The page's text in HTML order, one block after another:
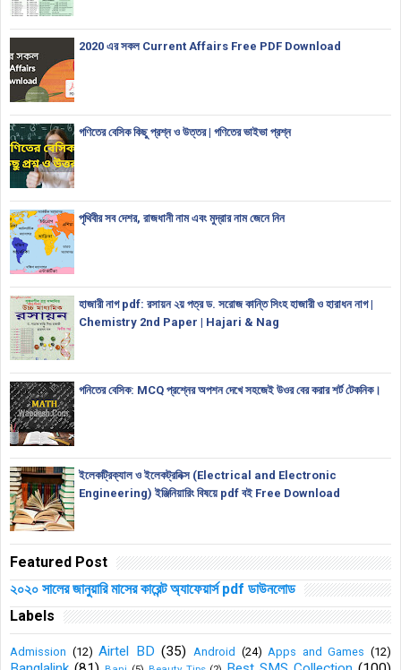
2020 এর সকল Current Affairs Free PDF Download
গণিতের বেসিক কিছু প্রশ্ন ও উত্তর | গণিতের ভাইভা প্রশ্ন
পৃথিবীর সব দেশর, রাজধানী নাম এবং মুদ্রার নাম জেনে নিন
হাজারী নাগ pdf: রসায়ন ২য় পত্র ড. সরোজ কান্তি সিংহ হাজারী ও হারাধন নাগ |
Chemistry 2nd Paper | Hajari & Nag
গনিতের বেসিক: MCQ প্রশ্নের অপশন দেখে সহজেই উওর বের করার শর্ট টেকনিক।
ইলেকট্রিক্যাল ও ইলেকট্রনিক্স (Electrical and Electronic
Engineering) ইঞ্জিনিয়ারিং বিষয়ে pdf বই Free Download
Featured Post
২০২০ সালের জানুয়ারি মাসের কারেন্ট অ্যাফেয়ার্স pdf ডাউনলোড
Labels
Admission (12) Airtel BD (35) Android (24) Apps and Games (12)